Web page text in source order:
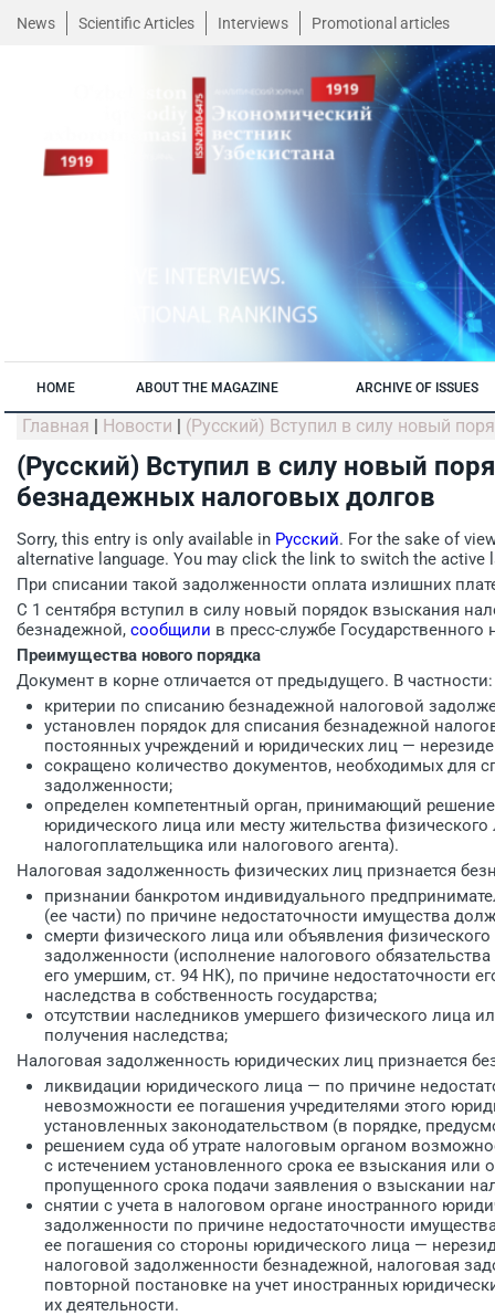
News Scientific Articles Interviews Promotional articles
HOME ABOUT THE MAGAZINE ARCHIVE OF ISSUES
Главная | Новости | (Русский) Вступил в силу новый
(Русский) Вступил в силу новый
безнадежных налоговых долгов
Sorry, this entry is only available in Русский. For the sake of
alternative language. You may click the link to switch the active
При списании такой задолженности оплата излишних
С 1 сентября вступил в силу новый порядок взыскания
безнадежной, сообщили в пресс-службе Государственного
Преимущества нового порядка
Документ в корне отличается от предыдущего. В частности:
критерии по списанию безнадежной налоговой
установлен порядок для списания безнадежной
постоянных учреждений и юридических лиц —
сокращено количество документов, необходимых для
задолженности;
определен компетентный орган, принимающий
юридического лица или месту жительства
налогоплательщика или налогового агента).
Налоговая задолженность физических лиц признается
признании банкротом индивидуального
(ее части) по причине недостаточности имущества
смерти физического лица или объявления
задолженности (исполнение налогового
его умершим, ст. 94 НК), по причине недостаточности
наследства в собственность государства;
отсутствии наследников умершего физического лица
получения наследства;
Налоговая задолженность юридических лиц признается
ликвидации юридического лица — по причине
невозможности ее погашения учредителями этого
установленных законодательством (в порядке,
решением суда об утрате налоговым органом
с истечением установленного срока ее взыскания или
пропущенного срока подачи заявления о взыскании
снятии с учета в налоговом органе иностранного
задолженности по причине недостаточности
ее погашения со стороны юридического лица —
налоговой задолженности безнадежной, налоговая
повторной постановке на учет иностранных
их деятельности.